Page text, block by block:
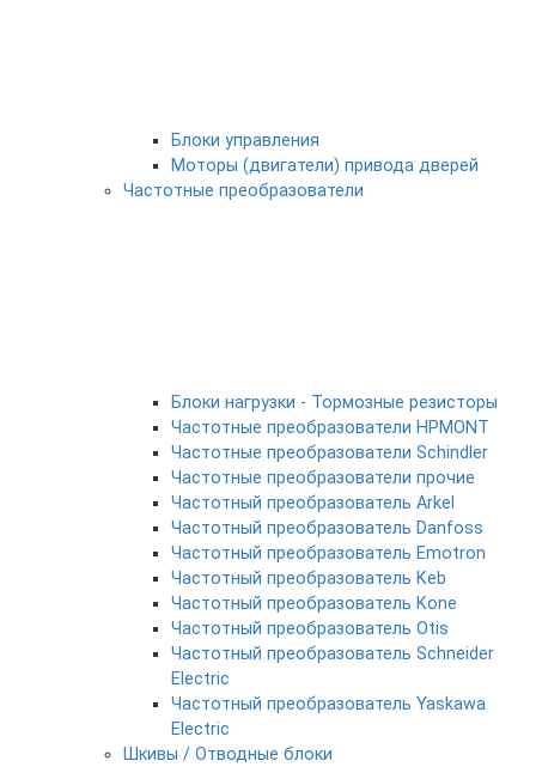
Блоки управления
Моторы (двигатели) привода дверей
Частотные преобразователи
Блоки нагрузки - Тормозные резисторы
Частотные преобразователи HPMONT
Частотные преобразователи Schindler
Частотные преобразователи прочие
Частотный преобразователь Arkel
Частотный преобразователь Danfoss
Частотный преобразователь Emotron
Частотный преобразователь Keb
Частотный преобразователь Kone
Частотный преобразователь Otis
Частотный преобразователь Schneider
Electric
Частотный преобразователь Yaskawa
Electric
Шкивы / Отводные блоки